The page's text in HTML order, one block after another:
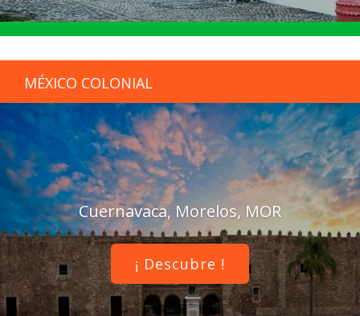
MÉXICO COLONIAL
Cuernavaca, Morelos, MOR
¡ Descubre !